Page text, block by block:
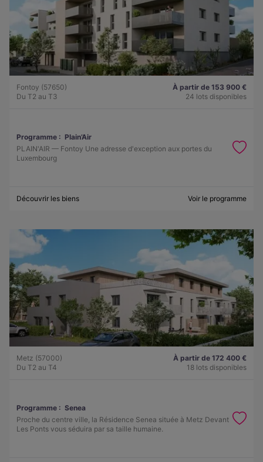
Fontoy (57650)
Du T2 au T3
À partir de 153 900 €
24 lots disponibles
Programme : Plain’Air
PLAIN'AIR — Fontoy Une adresse d'exception aux portes du
Luxembourg
Découvrir les biens Voir le programme
Metz (57000)
Du T2 au T4
À partir de 172 400 €
18 lots disponibles
Programme : Senea
Proche du centre ville, la Résidence Senea située à Metz Devant
Les Ponts vous séduira par sa taille humaine.